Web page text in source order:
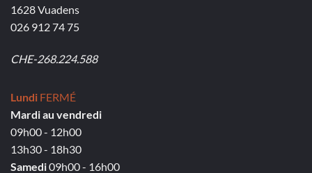
1628 Vuadens
026 912 74 75
CHE-268.224.588
Lundi FERMÉ
Mardi au vendredi
09h00 - 12h00
13h30 - 18h30
Samedi09h00 - 16h00